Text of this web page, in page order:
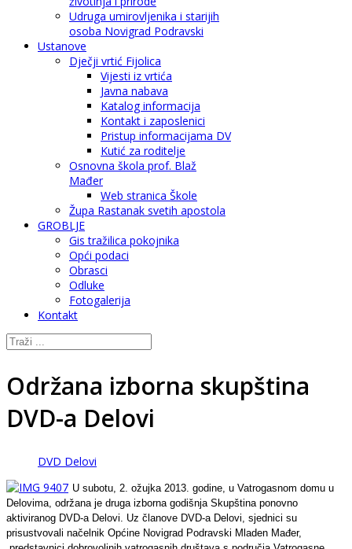
Udruga umirovljenika i starijih
osoba Novigrad Podravski
Ustanove
Dječji vrtić Fijolica
Vijesti iz vrtića
Javna nabava
Katalog informacija
Kontakt i zaposlenici
Pristup informacijama DV
Kutić za roditelje
Osnovna škola prof. Blaž
Mađer
Web stranica Škole
Župa Rastanak svetih apostola
GROBLJE
Gis tražilica pokojnika
Opći podaci
Obrasci
Odluke
Fotogalerija
Kontakt
Održana izborna skupština
DVD-a Delovi
DVD Delovi
U subotu, 2. ožujka 2013. godine, u Vatrogasnom domu u
Delovima, održana je druga izborna godišnja Skupština ponovno
aktiviranog DVD-a Delovi. Uz članove DVD-a Delovi, sjednici su
prisustvovali načelnik Općine Novigrad Podravski Mladen Mađer,